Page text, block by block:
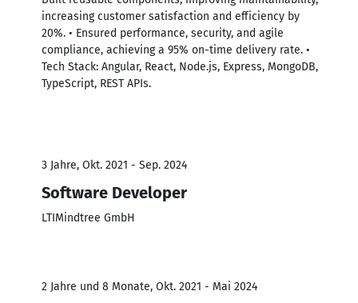
increasing customer satisfaction and efficiency by
20%. • Ensured performance, security, and agile
compliance, achieving a 95% on-time delivery rate. •
Tech Stack: Angular, React, Node.js, Express, MongoDB,
TypeScript, REST APIs.
3 Jahre, Okt. 2021 - Sep. 2024
Software Developer
LTIMindtree GmbH
2 Jahre und 8 Monate, Okt. 2021 - Mai 2024